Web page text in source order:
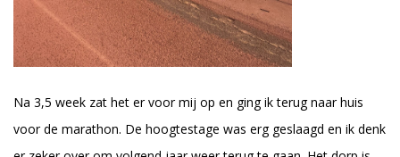
Na 3,5 week zat het er voor mij op en ging ik terug naar huis
voor de marathon. De hoogtestage was erg geslaagd en ik denk